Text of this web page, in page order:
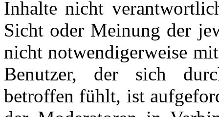
Inhalte nicht
Sicht oder Meinung der
nicht notwendigerweise
Benutzer, der sich
betroffen fühlt, ist